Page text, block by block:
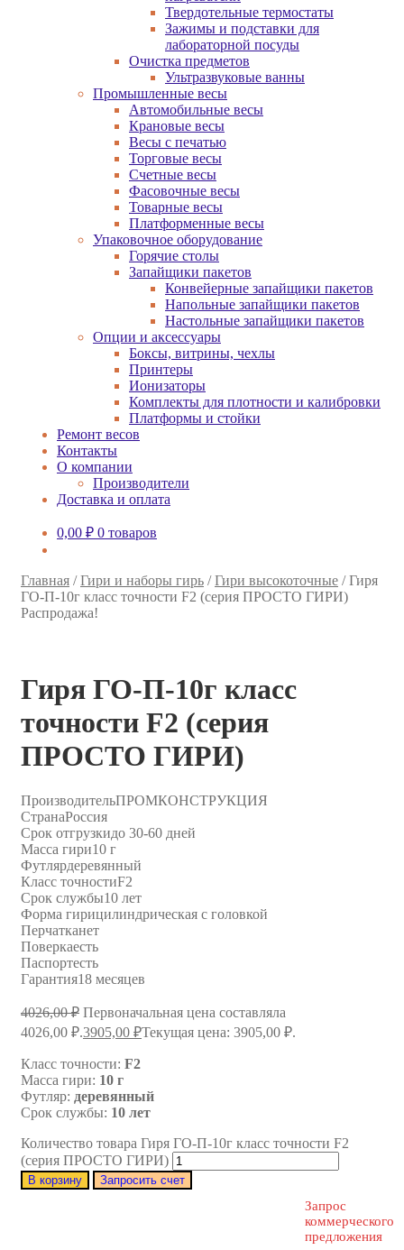
Твердотельные термостаты
Зажимы и подставки для
лабораторной посуды
Очистка предметов
Ультразвуковые ванны
Промышленные весы
Автомобильные весы
Крановые весы
Весы с печатью
Торговые весы
Счетные весы
Фасовочные весы
Товарные весы
Платформенные весы
Упаковочное оборудование
Горячие столы
Запайщики пакетов
Конвейерные запайщики пакетов
Напольные запайщики пакетов
Настольные запайщики пакетов
Опции и аксессуары
Боксы, витрины, чехлы
Принтеры
Ионизаторы
Комплекты для плотности и калибровки
Платформы и стойки
Ремонт весов
Контакты
О компании
Производители
Доставка и оплата
0,00 ₽ 0 товаров
Главная /Гири и наборы гирь /Гири высокоточные /Гиря
ГО-П-10г класс точности F2 (серия ПРОСТО ГИРИ)
Распродажа!
Гиря ГО-П-10г класс
точности F2 (серия
ПРОСТО ГИРИ)
ПроизводительПРОМКОНСТРУКЦИЯ
СтранаРоссия
Срок отгрузкидо 30-60 дней
Масса гири10 г
Футлярдеревянный
Класс точностиF2
Срок службы10 лет
Форма гирицилиндрическая с головкой
Перчатканет
Поверкаесть
Паспортесть
Гарантия18 месяцев
4026,00₽ Первоначальная цена составляла
4026,00 ₽.3905,00 ₽Текущая цена: 3905,00 ₽.
Класс точности: F2
Масса гири: 10 г
Футляр: деревянный
Срок службы: 10 лет
Количество товара Гиря ГО-П-10г класс точности F2
(серия ПРОСТО ГИРИ)
В корзину Запросить счет
Запрос
коммерческого
предложения